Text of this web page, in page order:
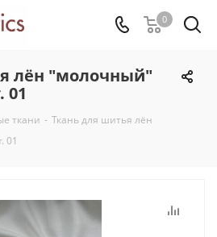
0
лён "молочный"
01
ткани - Ткань для шитья лён
01